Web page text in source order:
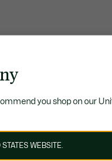
you shop on our
WEBSITE.